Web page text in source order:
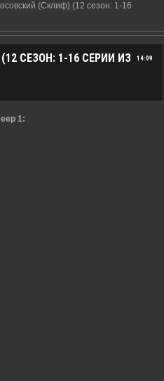
(Склиф) (12 сезон: 1-16
14:09
СЕЗОН: 1-16 СЕРИИ ИЗ
1: